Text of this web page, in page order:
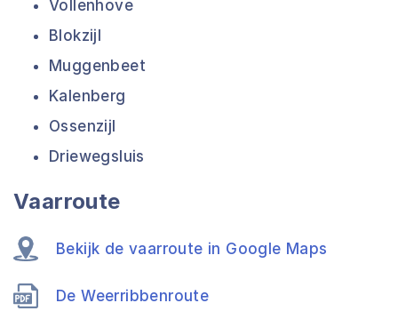
Vollenhove
Blokzijl
Muggenbeet
Kalenberg
Ossenzijl
Driewegsluis
Vaarroute
Bekijk de vaarroute in Google Maps
De Weerribbenroute